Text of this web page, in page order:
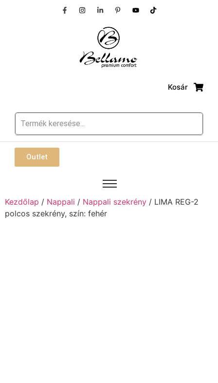
Kosár
Outlet
Kezdőlap / Nappali / Nappali szekrény / LIMA REG-2
polcos szekrény, szín: fehér